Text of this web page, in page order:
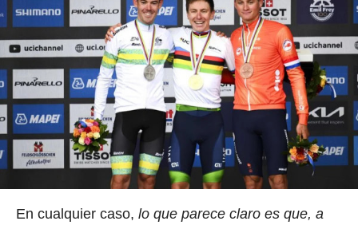
En cualquier caso, lo que parece claro es que, a